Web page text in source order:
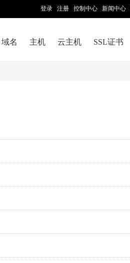
登录 注册 控制中心 新闻中心
域名 主机 云主机 SSL证书